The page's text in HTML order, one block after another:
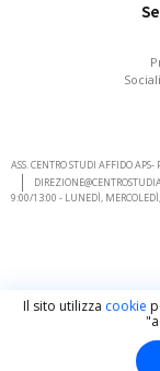
ASS. CENTRO STUDI AFFIDO APS-
9:00/13:00 - LUNEDÌ,
Il sito utilizza cookie